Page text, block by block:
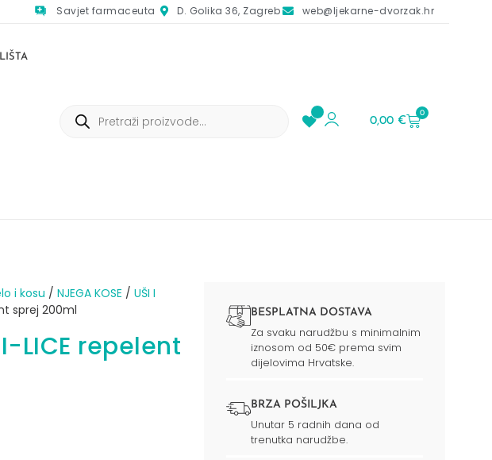
Savjet farmaceuta D. Golika 36, Zagreb web@ljekarne-dvorzak.hr
0,00€
0
i kosu / NJEGA KOSE / UŠI I
sprej 200ml
LICE repelent
BESPLATNA DOSTAVA
Za svaku narudžbu s minimalnim
iznosom od 50€ prema svim
dijelovima Hrvatske.
BRZA POŠILJKA
Unutar 5 radnih dana od
trenutka narudžbe.